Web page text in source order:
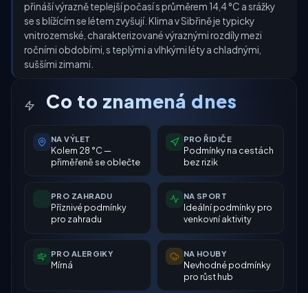
přináší výrazně teplejší počasí s průměrem 14,4 °C a srážky
se s blížícím se létem zvyšují. Klima v Sibřině je typicky
vnitrozemské, charakterizované výraznými rozdíly mezi
ročními obdobími, s teplými a vlhkými léty a chladnými,
suššími zimami.
Co to znamená dnes
NA VÝLET
Kolem 28 °C —
přiměřeně se oblečte
PRO ŘIDIČE
Podmínky na cestách
bez rizik
PRO ZAHRADU
Příznivé podmínky
pro zahradu
NA SPORT
Ideální podmínky pro
venkovní aktivity
PRO ALERGIKY
Mírná
NA HOUBY
Nevhodné podmínky
pro růst hub